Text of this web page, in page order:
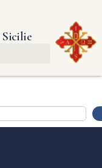
Sicilie